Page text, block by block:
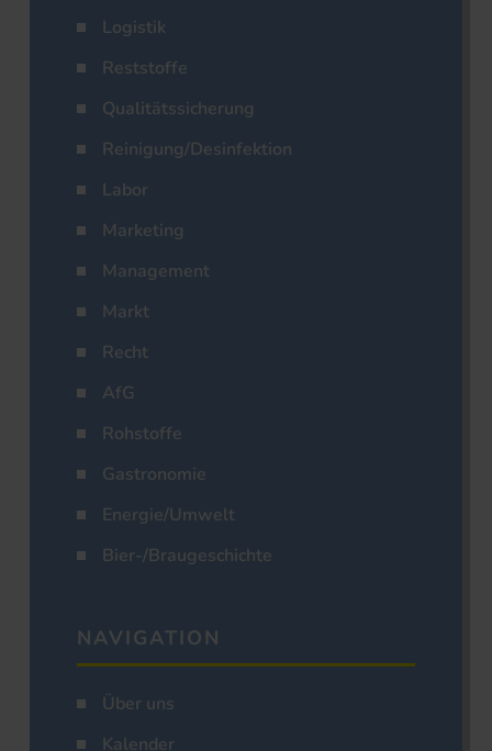
Logistik
Reststoffe
Qualitätssicherung
Reinigung/Desinfektion
Labor
Marketing
Management
Markt
Recht
AfG
Rohstoffe
Gastronomie
Energie/Umwelt
Bier-/Braugeschichte
NAVIGATION
Über uns
Kalender